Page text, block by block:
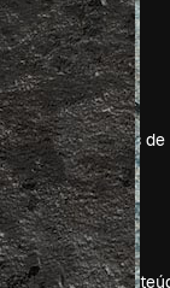
Preços
Sobre nós
Reviews
Emprego
Tendências de
pesquisa
Blog
Eventos
Slidesgo
Vender